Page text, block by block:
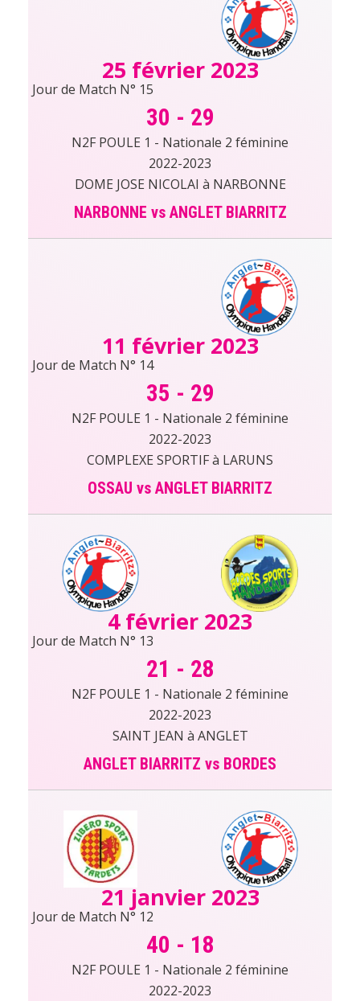
25 février 2023
Jour de Match N° 15
30 - 29
N2F POULE 1 - Nationale 2 féminine
2022-2023
DOME JOSE NICOLAI à NARBONNE
NARBONNE vs ANGLET BIARRITZ
11 février 2023
Jour de Match N° 14
35 - 29
N2F POULE 1 - Nationale 2 féminine
2022-2023
COMPLEXE SPORTIF à LARUNS
OSSAU vs ANGLET BIARRITZ
4 février 2023
Jour de Match N° 13
21 - 28
N2F POULE 1 - Nationale 2 féminine
2022-2023
SAINT JEAN à ANGLET
ANGLET BIARRITZ vs BORDES
21 janvier 2023
Jour de Match N° 12
40 - 18
N2F POULE 1 - Nationale 2 féminine
2022-2023